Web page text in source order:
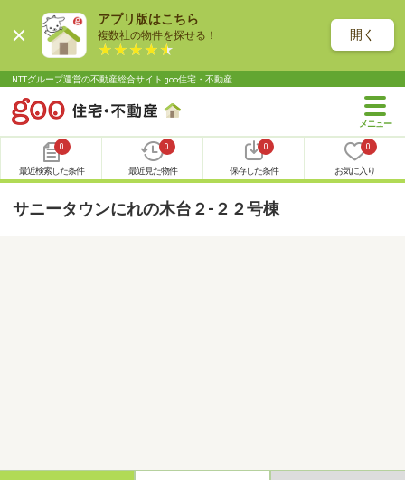
アプリ版はこちら
複数社の物件を探せる！ 開く
NTTグループ運営の不動産総合サイト goo住宅・不動産
0
最近検索した条件
0
最近見た物件
0
保存した条件
0
お気に入り
サニータウンにれの木台２-２２号棟